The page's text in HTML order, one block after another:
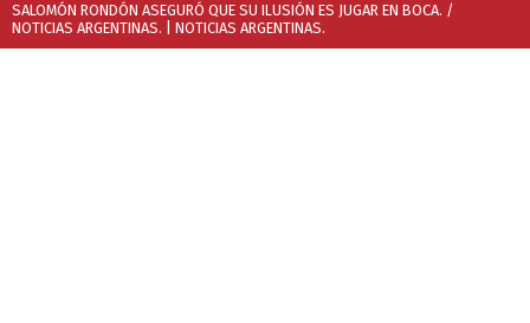
SALOMÓN RONDÓN ASEGURÓ QUE SU ILUSIÓN ES JUGAR EN BOCA. /
NOTICIAS ARGENTINAS. | NOTICIAS ARGENTINAS.